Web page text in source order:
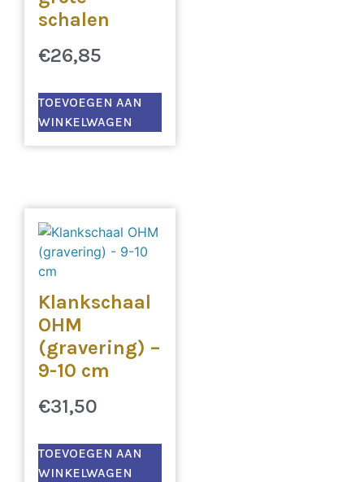
schalen
€26,85
TOEVOEGEN AAN
WINKELWAGEN
Klankschaal
OHM
(gravering) –
9-10 cm
€31,50
TOEVOEGEN AAN
WINKELWAGEN